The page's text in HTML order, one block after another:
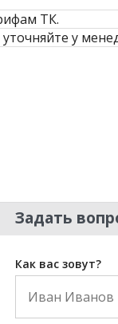
ТК.
у
Задать
Как вас зовут?